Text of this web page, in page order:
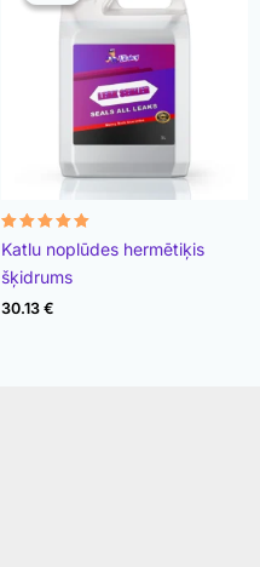
Rated
4.89
out of 5
Katlu noplūdes hermētiķis
šķidrums
30.13 €